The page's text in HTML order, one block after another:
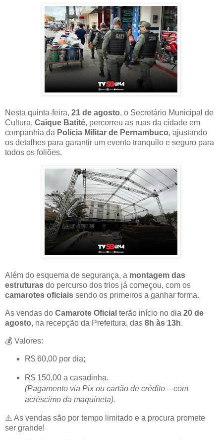
Nesta quinta-feira, 21 de agosto, o Secretário Municipal de
Cultura, Caique Batité, percorreu as ruas da cidade em
companhia da Polícia Militar de Pernambuco, ajustando
os detalhes para garantir um evento tranquilo e seguro para
todos os foliões.
Além do esquema de segurança, a montagem das
estruturas do percurso dos trios já começou, com os
camarotes oficiais sendo os primeiros a ganhar forma.
As vendas do Camarote Oficial terão início no dia 20 de
agosto, na recepção da Prefeitura, das 8h às 13h.
💰 Valores:
R$ 60,00 por dia;
R$ 150,00 a casadinha.
(Pagamento via Pix ou cartão de crédito – com
acréscimo da maquineta).
⚠️ As vendas são por tempo limitado e a procura promete
ser grande!